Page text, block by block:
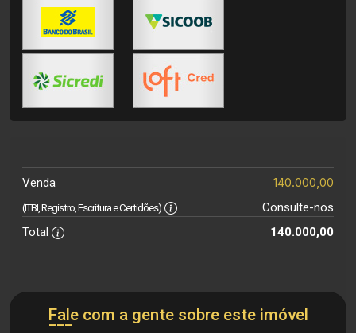
Venda 140.000,00
(ITBI, Registro, Escritura e Certidões)
Consulte-nos
Total
140.000,00
Fale com a gente sobre este imóvel